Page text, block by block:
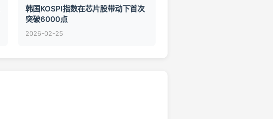
韩国KOSPI指数在芯片股带动下首次
突破6000点
2026-02-25